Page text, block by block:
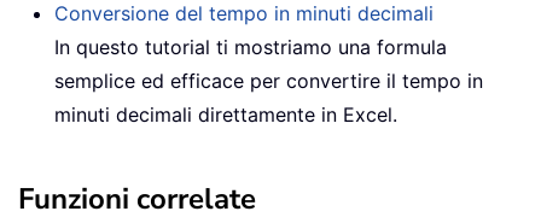
Conversione del tempo in minuti decimali
In questo tutorial ti mostriamo una formula
semplice ed efficace per convertire il tempo in
minuti decimali direttamente in Excel.
Funzioni correlate